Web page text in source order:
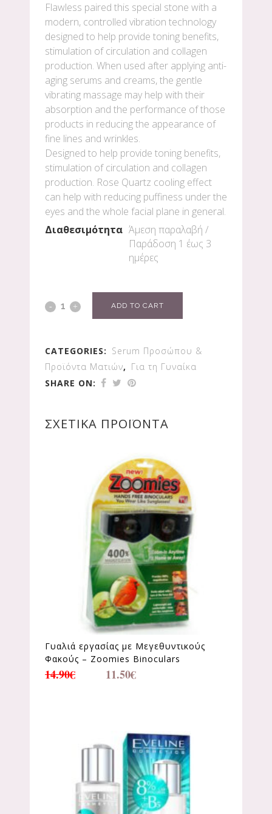
Flawless paired this special stone with a
modern, controlled vibration technology
designed to help provide toning benefits,
stimulation of circulation and collagen
production. When used after applying anti-
aging serums and creams, the gentle
vibrating massage may help with their
absorption and the performance of those
products in reducing the appearance of
fine lines and wrinkles.
Designed to help provide toning benefits,
stimulation of circulation and collagen
production. Rose Quartz cooling effect
can help with reducing puffiness under the
eyes and the whole facial plane in general.
Διαθεσιμότητα Άμεση παραλαβή /
Παράδoση 1 έως 3
ημέρες
ADD TO CART
CATEGORIES: Serum Προσώπου &
Προϊόντα Ματιών, Για τη Γυναίκα
SHARE ON:
ΣΧΕΤΙΚΆ ΠΡΟΪΌΝΤΑ
Γυαλιά εργασίας με Μεγεθυντικούς
Φακούς – Zoomies Binoculars
14.90€ 11.50€